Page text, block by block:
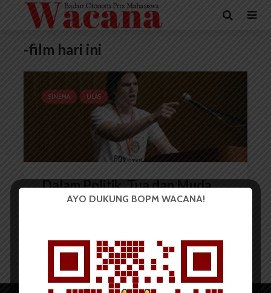
-film hari ini
SINEMA ULAS
Dalam Politik, Tua dan Muda
Sama Saja
AYO DUKUNG BOPM WACANA!